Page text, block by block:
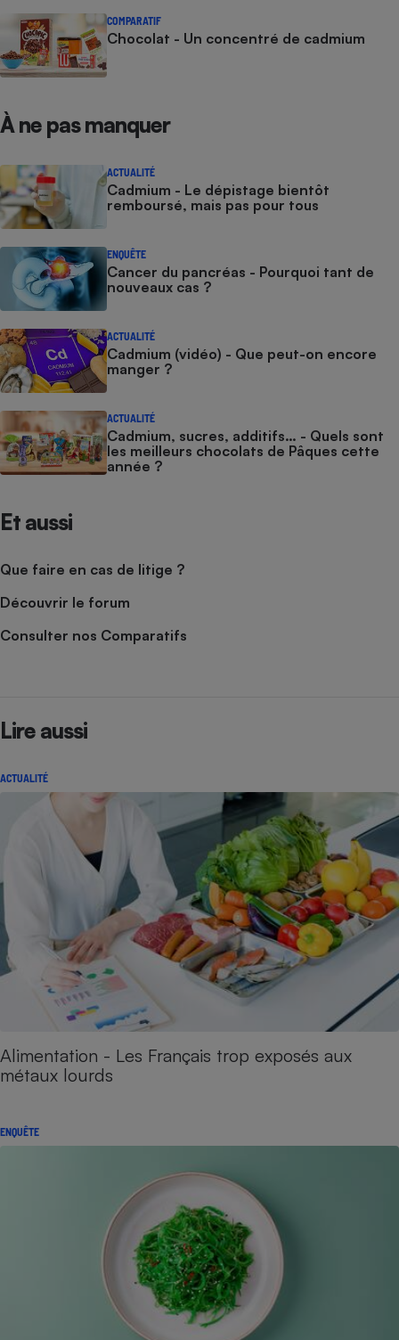
COMPARATIF
Chocolat - Un concentré de cadmium
À ne pas manquer
ACTUALITÉ
Cadmium - Le dépistage bientôt
remboursé, mais pas pour tous
ENQUÊTE
Cancer du pancréas - Pourquoi tant de
nouveaux cas ?
ACTUALITÉ
Cadmium (vidéo) - Que peut-on encore
manger ?
ACTUALITÉ
Cadmium, sucres, additifs… - Quels sont
les meilleurs chocolats de Pâques cette
année ?
Et aussi
Que faire en cas de litige ?
Découvrir le forum
Consulter nos Comparatifs
Lire aussi
ACTUALITÉ
Alimentation - Les Français trop exposés aux
métaux lourds
ENQUÊTE
Robot ménager